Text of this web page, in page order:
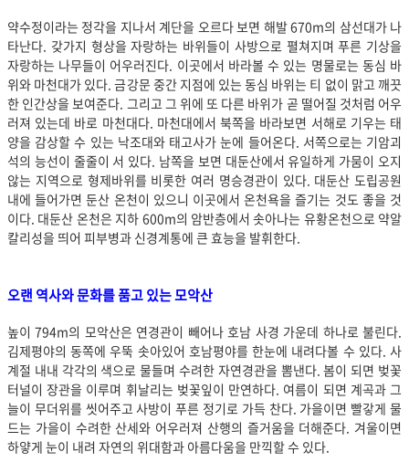
약수정이라는 정각을 지나서 계단을 오르다 보면 해발 670m의 삼선대가 나
타난다. 갖가지 형상을 자랑하는 바위들이 사방으로 펼쳐지며 푸른 기상을
자랑하는 나무들이 어우러진다. 이곳에서 바라볼 수 있는 명물로는 동심 바
위와 마천대가 있다. 금강문 중간 지점에 있는 동심 바위는 티 없이 맑고 깨끗
한 인간상을 보여준다. 그리고 그 위에 또 다른 바위가 곧 떨어질 것처럼 어우
러져 있는데 바로 마천대다. 마천대에서 북쪽을 바라보면 서해로 기우는 태
양을 감상할 수 있는 낙조대와 태고사가 눈에 들어온다. 서쪽으로는 기암괴
석의 능선이 줄줄이 서 있다. 남쪽을 보면 대둔산에서 유일하게 가뭄이 오지
않는 지역으로 형제바위를 비롯한 여러 명승경관이 있다. 대둔산 도립공원
내에 들어가면 둔산 온천이 있으니 이곳에서 온천욕을 즐기는 것도 좋을 것
이다. 대둔산 온천은 지하 600m의 암반층에서 솟아나는 유황온천으로 약알
칼리성을 띄어 피부병과 신경계통에 큰 효능을 발휘한다.
오랜 역사와 문화를 품고 있는 모악산
높이 794m의 모악산은 연경관이 빼어나 호남 사경 가운데 하나로 불린다.
김제평야의 동쪽에 우뚝 솟아있어 호남평야를 한눈에 내려다볼 수 있다. 사
계절 내내 각각의 색으로 물들며 수려한 자연경관을 뽐낸다. 봄이 되면 벚꽃
터널이 장관을 이루며 휘날리는 벚꽃잎이 만연하다. 여름이 되면 계곡과 그
늘이 무더위를 씻어주고 사방이 푸른 정기로 가득 찬다. 가을이면 빨갛게 물
드는 가을이 수려한 산세와 어우러져 산행의 즐거움을 더해준다. 겨울이면
하얗게 눈이 내려 자연의 위대함과 아름다움을 만끽할 수 있다.